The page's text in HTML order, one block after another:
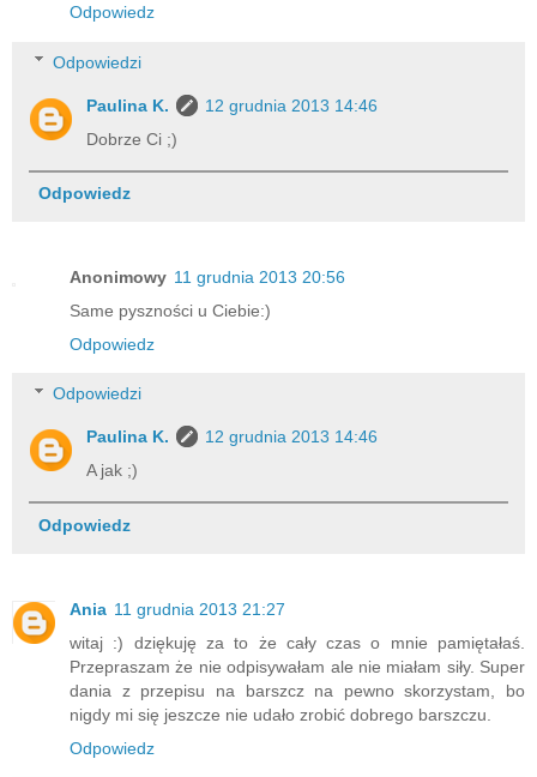
Odpowiedz
Odpowiedzi
Paulina K.
12 grudnia 2013 14:46
Dobrze Ci ;)
Odpowiedz
Anonimowy 11 grudnia 2013 20:56
Same pyszności u Ciebie:)
Odpowiedz
Odpowiedzi
Paulina K.
12 grudnia 2013 14:46
A jak ;)
Odpowiedz
Ania 11 grudnia 2013 21:27
witaj :) dziękuję za to że cały czas o mnie pamiętałaś.
Przepraszam że nie odpisywałam ale nie miałam siły. Super
dania z przepisu na barszcz na pewno skorzystam, bo
nigdy mi się jeszcze nie udało zrobić dobrego barszczu.
Odpowiedz